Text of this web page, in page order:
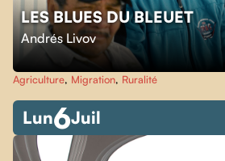
LES BLUES DU BLEUET
Andrés Livov
Agriculture, Migration, Ruralité
Lun6Juil